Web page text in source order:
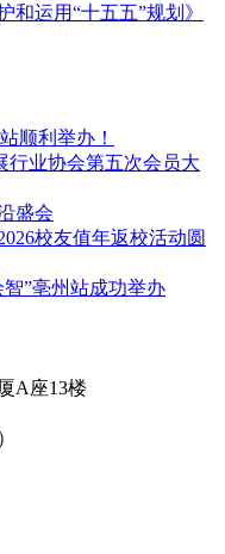
和运用“十五五”规划》
顺利举办！
行业协会第五次会员大
盛会
校友值年返校活动圆
”亳州站成功举办
A座13楼